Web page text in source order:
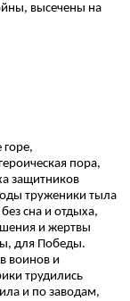
высечены на
горе,
пора,
защитников
труженики тыла
сна и отдыха,
и жертвы
для Победы.
воинов и
трудились
и по заводам,